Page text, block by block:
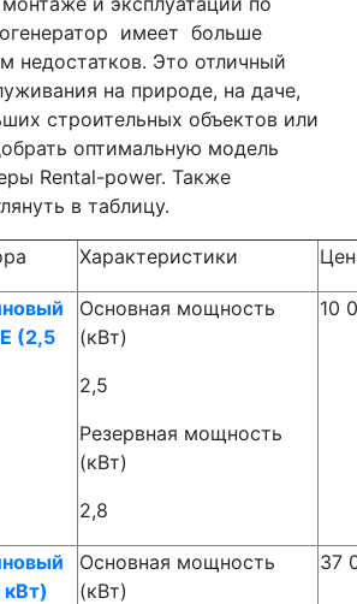
имеет больше
недостатков. Это отличный
на природе, на даче,
строительных объектов или
оптимальную модель
Rental-power. Также
в таблицу.
Характеристики
(2,5
Основная мощность
(кВт)
2,5
Резервная мощность
(кВт)
2,8
10
кВт)
Основная мощность
(кВт)
37